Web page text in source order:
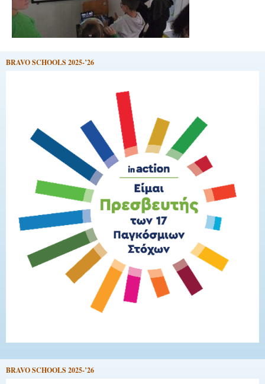
BRAVO SCHOOLS 2025-’26
BRAVO SCHOOLS 2025-’26